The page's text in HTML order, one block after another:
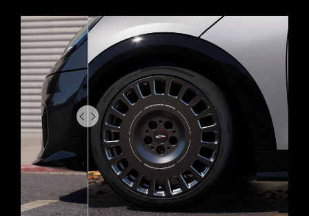
Drag
something